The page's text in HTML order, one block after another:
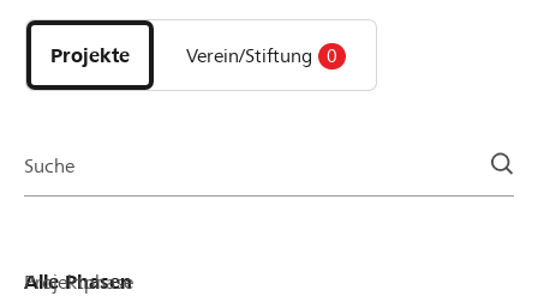
DE FR IT
Projekte
und
Organisationen
Projekte Verein/Stiftung 0
Suche
Projektphase